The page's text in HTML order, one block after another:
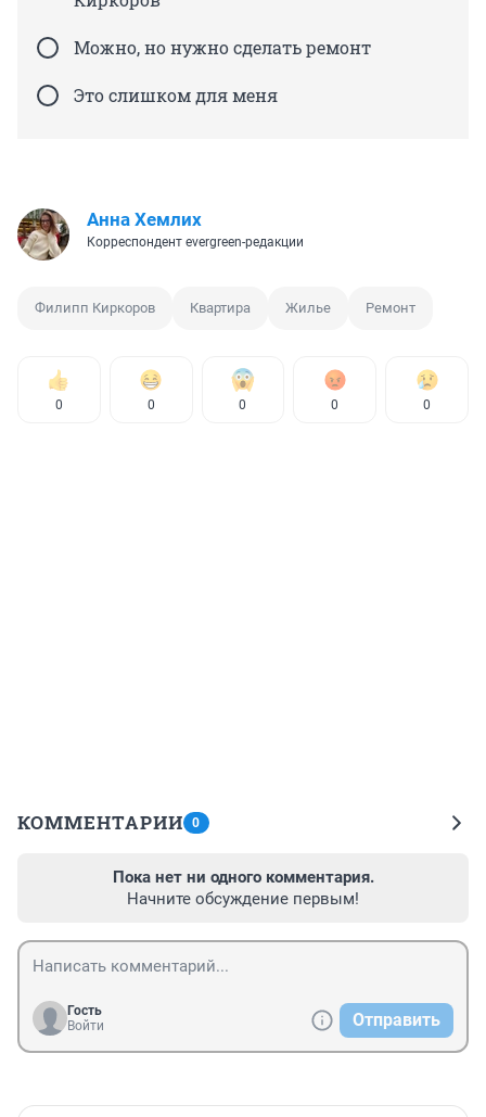
Можно, но нужно сделать ремонт
Это слишком для меня
Анна Хемлих
Корреспондент evergreen-редакции
Филипп Киркоров Квартира Жилье Ремонт
0 0 0 0 0
КОММЕНТАРИИ 0
Пока нет ни одного комментария.
Начните обсуждение первым!
Гость
Войти
Отправить